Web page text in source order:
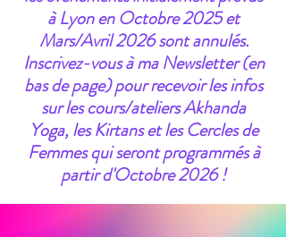
à Lyon en Octobre 2025 et
Mars/Avril 2026 sont annulés.
Inscrivez-vous à ma Newsletter (en
bas de page) pour recevoir les infos
sur les cours/ateliers Akhanda
Yoga, les Kirtans et les Cercles de
Femmes qui seront programmés à
partir d'Octobre 2026 !